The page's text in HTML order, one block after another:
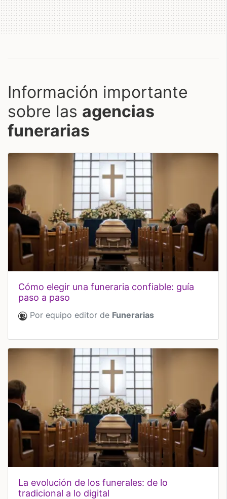
Información importante
sobre las agencias
funerarias
cómo elegir una funeraria confiable: guía
paso a paso
Por equipo editor de Funerarias
la evolución de los funerales: de lo
tradicional a lo digital